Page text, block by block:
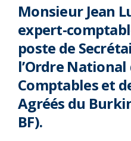
Monsieur Jean
expert-
poste de
l’Ordre National
Comptables et
Agréés du
BF).